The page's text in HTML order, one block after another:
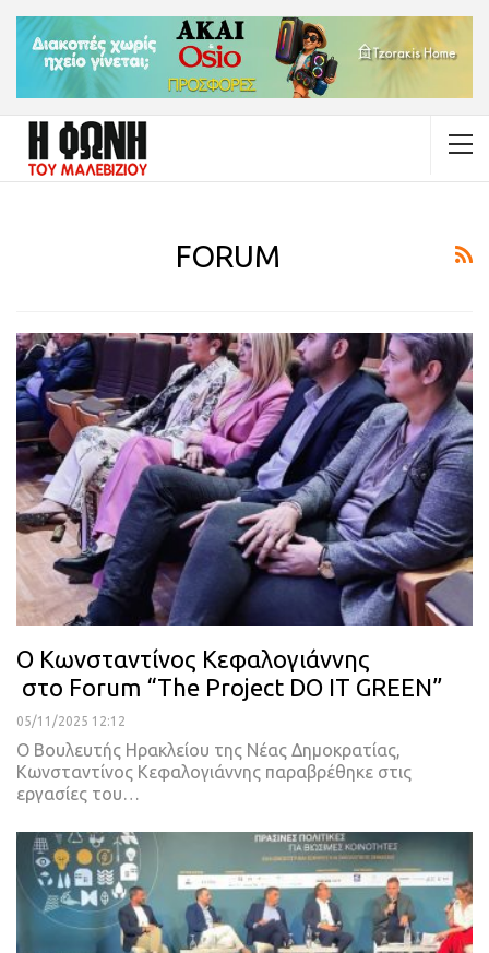
FORUM
O Κωνσταντίνος Κεφαλογιάννης
στο Forum “The Project DO IT GREEN”
05/11/2025 12:12
Ο Βουλευτής Ηρακλείου της Νέας Δημοκρατίας,
Κωνσταντίνος Κεφαλογιάννης παραβρέθηκε στις
εργασίες του…